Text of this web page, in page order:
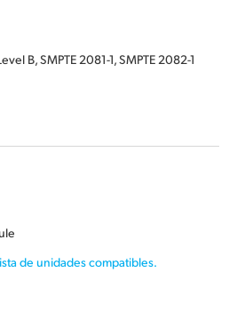
B, SMPTE 2081-1, SMPTE 2082-1
de unidades compatibles.